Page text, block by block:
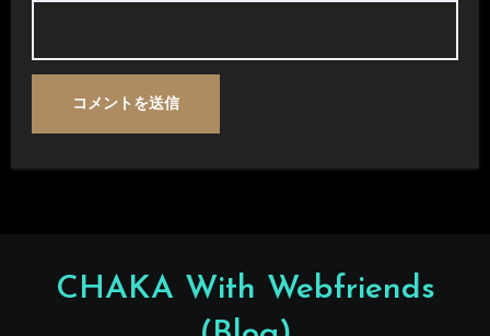
CHAKA With Webfriends